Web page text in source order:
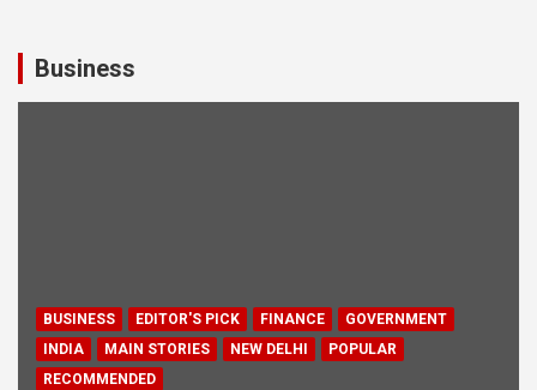
Business
BUSINESS EDITOR'S PICK FINANCE
GOVERNMENT
INDIA
MAIN STORIES NEW DELHI
POPULAR
RECOMMENDED